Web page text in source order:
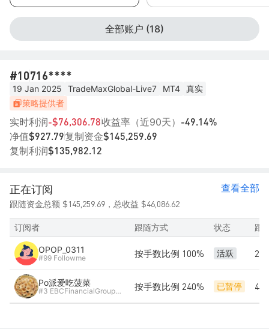
全部账户 (18)
#10716****
19 Jan 2025 TradeMaxGlobal-Live7 MT4 真实
策略提供者
实时利润-$76,306.78收益率（近90天） -49.14%
净值$927.79复制资金$145,259.69
复制利润$135,982.12
正在订阅 查看全部
跟随资金总额 $145,259.69 ，总收益 $46,086.62
订阅者 跟随方式 状态 跟
OPOP_0311
#99 Followme 按手数比例 100% 活跃
Po派爱吃菠菜
#3 EBCFinancialGroupKY-Live01 按手数比例 240% 已暂停